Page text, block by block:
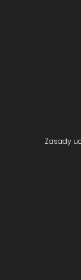
Zasady